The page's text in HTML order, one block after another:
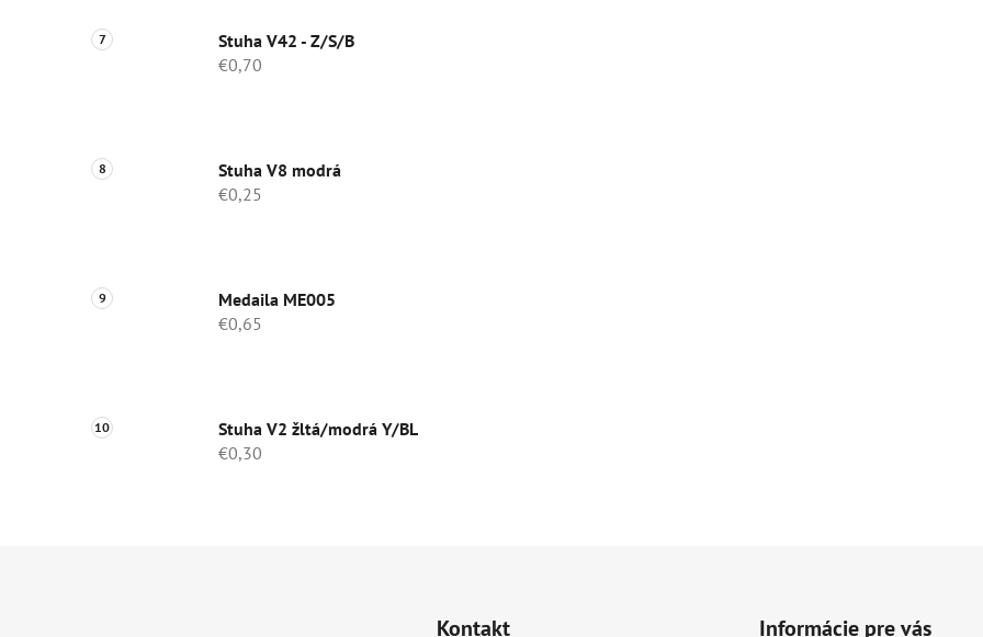
Stuha V42 - Z/S/B
€0,70
Stuha V8 modrá
€0,25
Medaila ME005
€0,65
Stuha V2 žltá/modrá Y/BL
€0,30
Kontakt Informácie pre vás